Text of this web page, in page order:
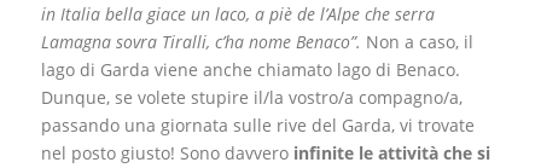
in Italia bella giace un laco, a piè de l’Alpe che serra
Lamagna sovra Tiralli, c’ha nome Benaco”. Non a caso, il
lago di Garda viene anche chiamato lago di Benaco.
Dunque, se volete stupire il/la vostro/a compagno/a,
passando una giornata sulle rive del Garda, vi trovate
nel posto giusto! Sono davvero infinite le attività che si